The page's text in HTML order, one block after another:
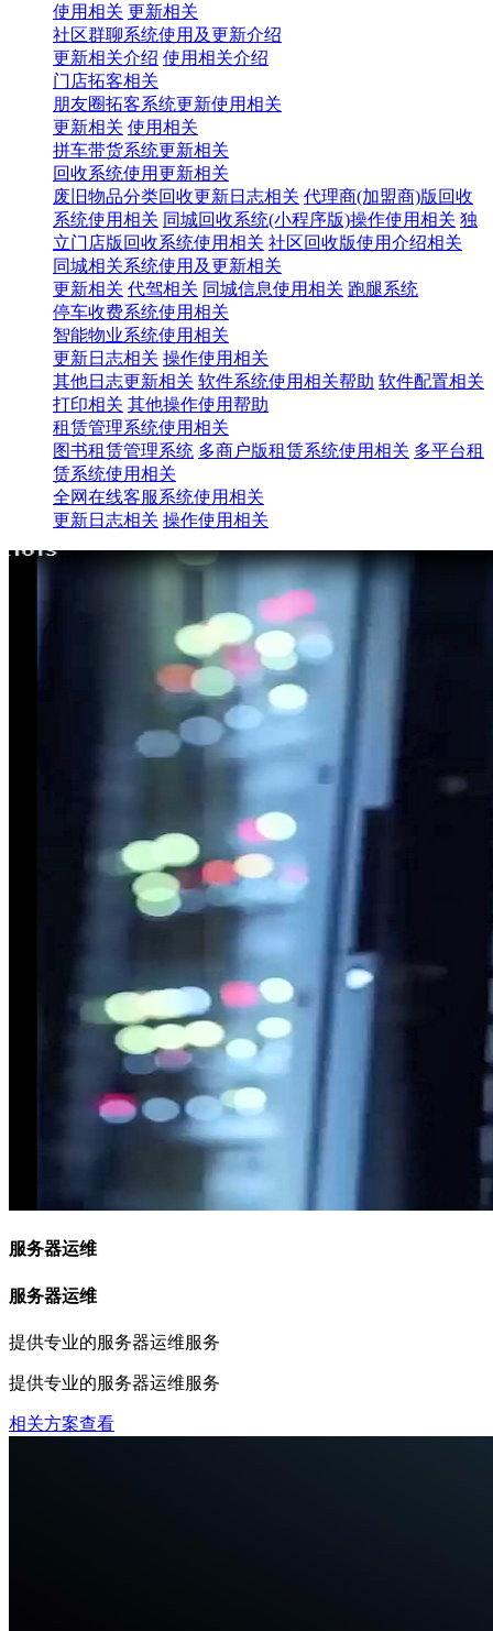
使用相关 更新相关
社区群聊系统使用及更新介绍
更新相关介绍 使用相关介绍
门店拓客相关
朋友圈拓客系统更新使用相关
更新相关 使用相关
拼车带货系统更新相关
回收系统使用更新相关
废旧物品分类回收更新日志相关 代理商(加盟商)版回收
系统使用相关 同城回收系统(小程序版)操作使用相关 独
立门店版回收系统使用相关 社区回收版使用介绍相关
同城相关系统使用及更新相关
更新相关 代驾相关 同城信息使用相关 跑腿系统
停车收费系统使用相关
智能物业系统使用相关
更新日志相关 操作使用相关
其他日志更新相关 软件系统使用相关帮助 软件配置相关
打印相关 其他操作使用帮助
租赁管理系统使用相关
图书租赁管理系统 多商户版租赁系统使用相关 多平台租
赁系统使用相关
全网在线客服系统使用相关
更新日志相关 操作使用相关
服务器运维
服务器运维
提供专业的服务器运维服务
提供专业的服务器运维服务
相关方案查看